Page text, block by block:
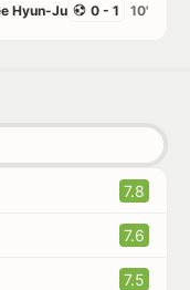
10'
0 - 1
Hyun-Ju
7.8
7.6
7.5